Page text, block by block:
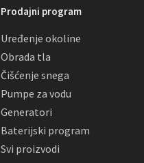
Prodajni program
Uređenje okoline
Obrada tla
Čišćenje snega
Pumpe za vodu
Generatori
Baterijski program
Svi proizvodi